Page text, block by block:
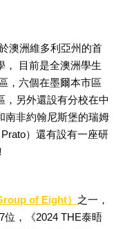
澳洲維多利亞州的首
， 目前是全澳洲學生
，六個在墨爾本市區
，另外還設有分校在中
南非約翰尼斯堡的瑞姆
）還有設有一座研
of Eight） 之一，
位，《2024 THE泰晤